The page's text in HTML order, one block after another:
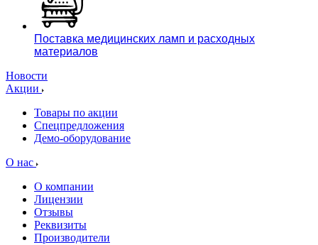
Поставка медицинских ламп и расходных
материалов
Новости
Акции
Товары по акции
Спецпредложения
Демо-оборудование
О нас
О компании
Лицензии
Отзывы
Реквизиты
Производители